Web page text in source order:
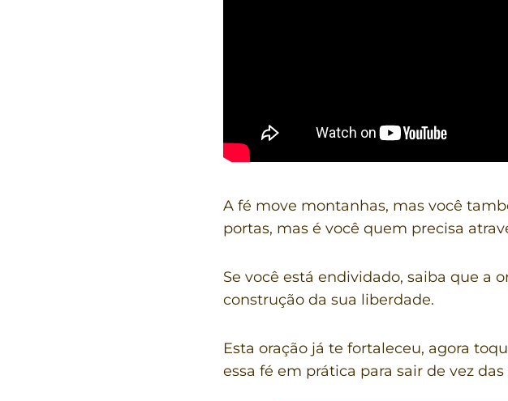
A fé move montanhas, mas você
portas, mas é você quem precisa
Se você está endividado, saiba que a
construção da sua liberdade.
Esta oração já te fortaleceu, agora
essa fé em prática para sair de vez